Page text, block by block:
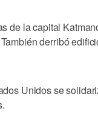
de la capital
derribó
Unidos se